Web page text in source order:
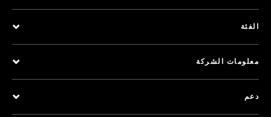
الفئة
معلومات الشركة
دعم